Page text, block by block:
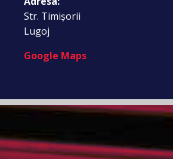
Str. Timișorii
Lugoj
Google Maps